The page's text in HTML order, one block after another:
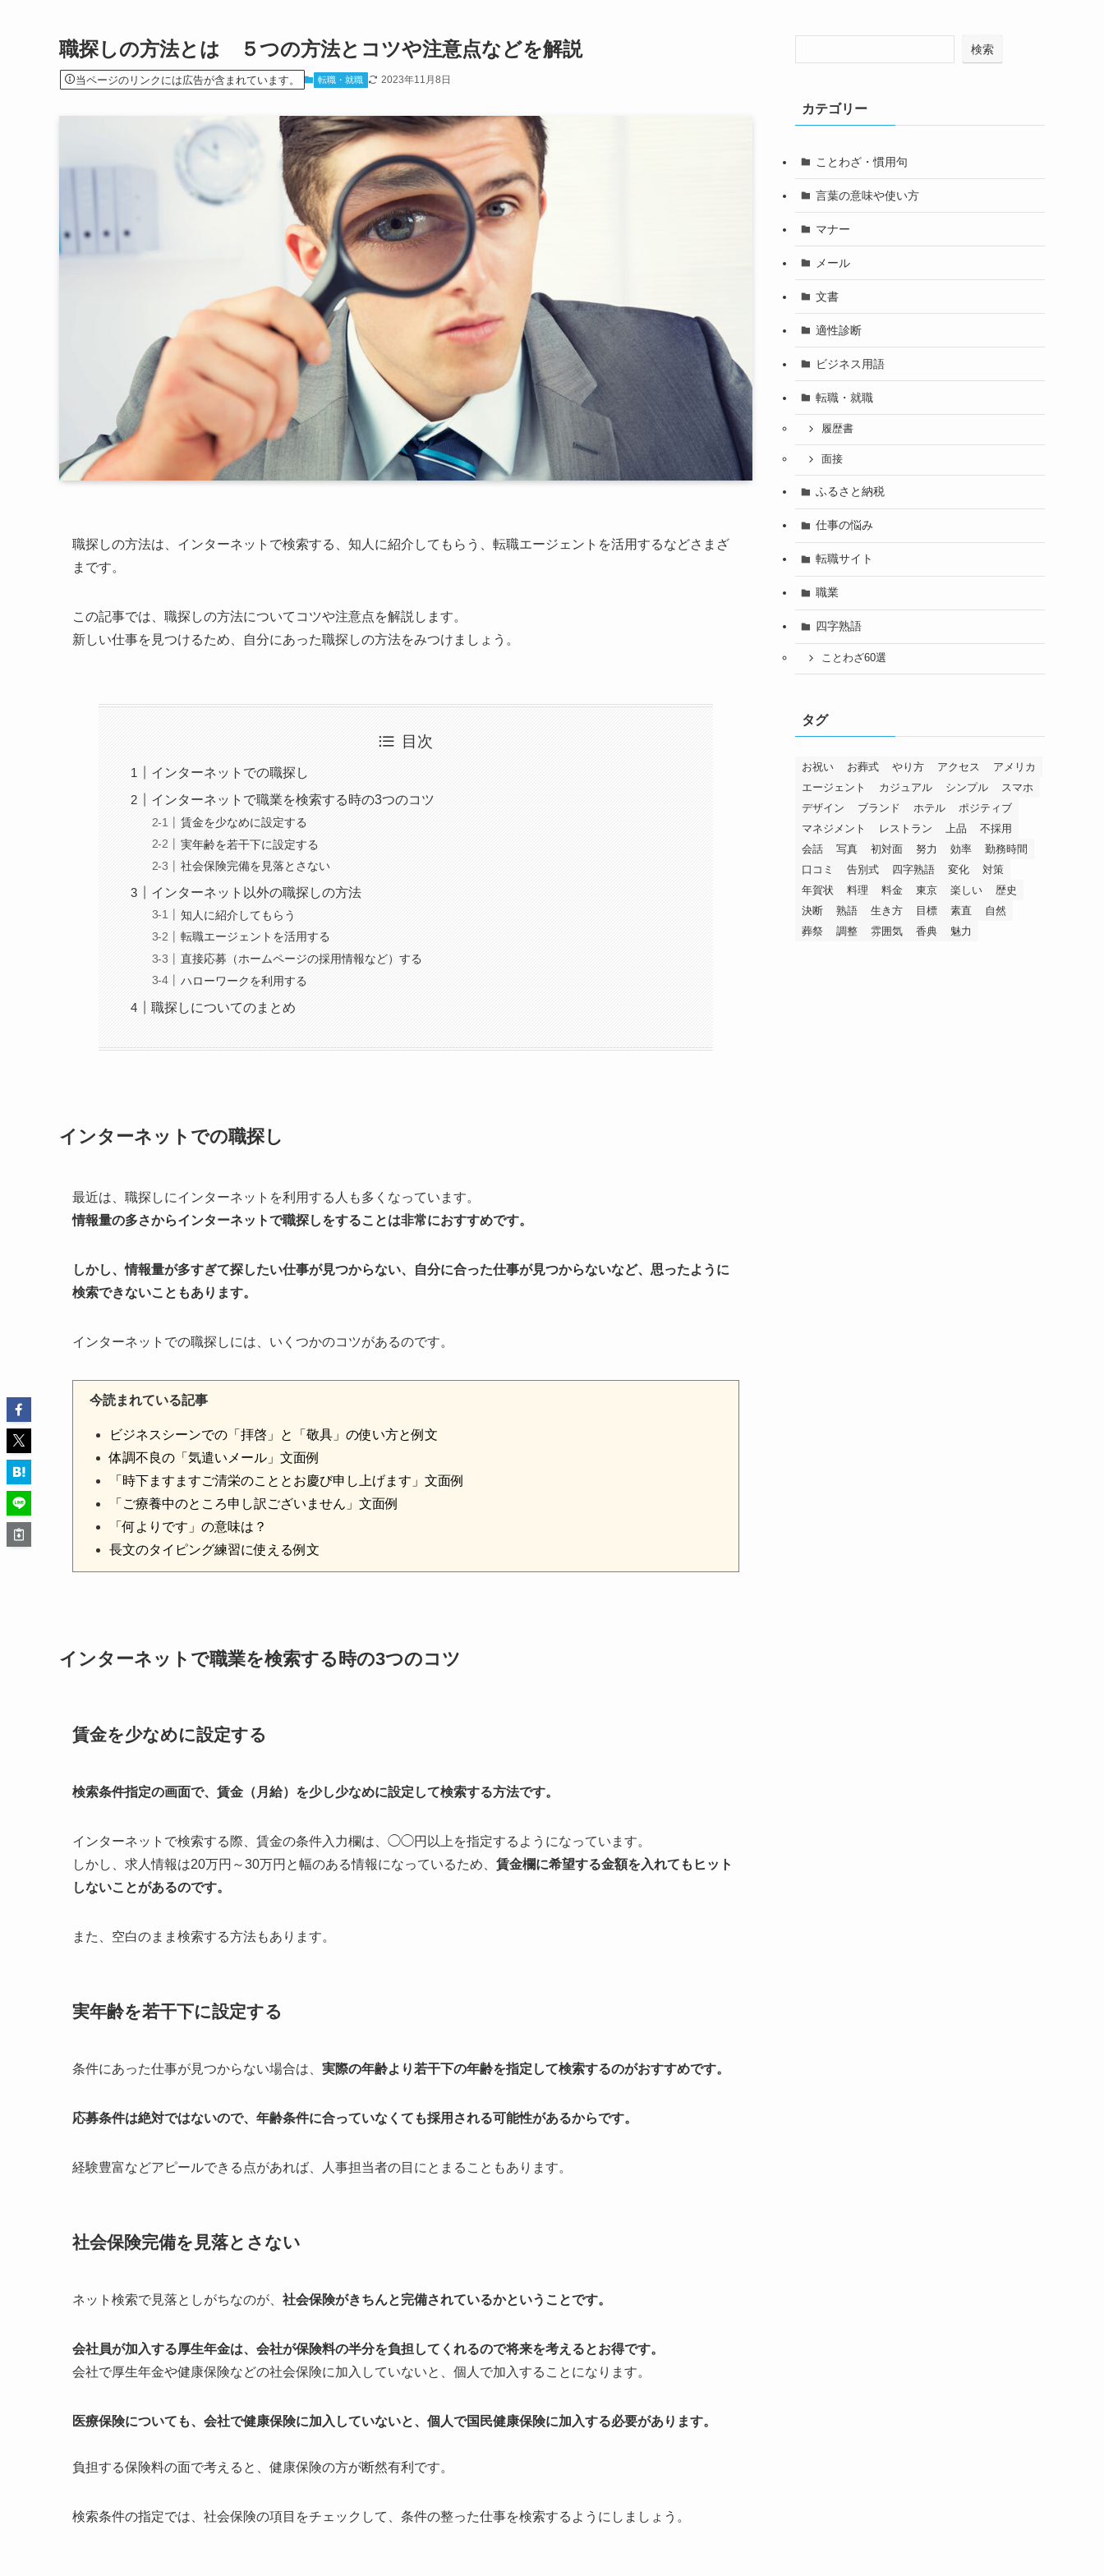
職探しの方法とは ５つの方法とコツや注意点などを解説
当ページのリンクには広告が含まれています。 転職・就職 2023年11月8日
職探しの方法は、インターネットで検索する、知人に紹介してもらう、転職エージェントを活用するなどさまざ
まです。
この記事では、職探しの方法についてコツや注意点を解説します。
新しい仕事を見つけるため、自分にあった職探しの方法をみつけましょう。
目次
インターネットでの職探し
インターネットで職業を検索する時の3つのコツ
賃金を少なめに設定する
実年齢を若干下に設定する
社会保険完備を見落とさない
インターネット以外の職探しの方法
知人に紹介してもらう
転職エージェントを活用する
直接応募（ホームページの採用情報など）する
ハローワークを利用する
職探しについてのまとめ
インターネットでの職探し
最近は、職探しにインターネットを利用する人も多くなっています。
情報量の多さからインターネットで職探しをすることは非常におすすめです。
しかし、情報量が多すぎて探したい仕事が見つからない、自分に合った仕事が見つからないなど、思ったように
検索できないこともあります。
インターネットでの職探しには、いくつかのコツがあるのです。
今読まれている記事
ビジネスシーンでの「拝啓」と「敬具」の使い方と例文
体調不良の「気遣いメール」文面例
「時下ますますご清栄のこととお慶び申し上げます」文面例
「ご療養中のところ申し訳ございません」文面例
「何よりです」の意味は？
長文のタイピング練習に使える例文
インターネットで職業を検索する時の3つのコツ
賃金を少なめに設定する
検索条件指定の画面で、賃金（月給）を少し少なめに設定して検索する方法です。
インターネットで検索する際、賃金の条件入力欄は、◯◯円以上を指定するようになっています。
しかし、求人情報は20万円～30万円と幅のある情報になっているため、 賃金欄に希望する金額を入れてもヒット
しないことがあるのです。
また、空白のまま検索する方法もあります。
実年齢を若干下に設定する
条件にあった仕事が見つからない場合は、 実際の年齢より若干下の年齢を指定して検索するのがおすすめです。
応募条件は絶対ではないので、年齢条件に合っていなくても採用される可能性があるからです。
経験豊富などアピールできる点があれば、人事担当者の目にとまることもあります。
社会保険完備を見落とさない
ネット検索で見落としがちなのが、 社会保険がきちんと完備されているかということです。
会社員が加入する厚生年金は、会社が保険料の半分を負担してくれるので将来を考えるとお得です。
会社で厚生年金や健康保険などの社会保険に加入していないと、個人で加入することになります。
医療保険についても、会社で健康保険に加入していないと、個人で国民健康保険に加入する必要があります。
負担する保険料の面で考えると、健康保険の方が断然有利です。
検索条件の指定では、社会保険の項目をチェックして、条件の整った仕事を検索するようにしましょう。
検索
カテゴリー
ことわざ・慣用句
言葉の意味や使い方
マナー
メール
文書
適性診断
ビジネス用語
転職・就職
履歴書
面接
ふるさと納税
仕事の悩み
転職サイト
職業
四字熟語
ことわざ60選
タグ
お祝い お葬式 やり方 アクセス
アメリカ
エージェント
カジュアル シンプル
スマホ
デザイン
ブランド ホテル
ポジティブ
マネジメント
レストラン 上品
不採用
会話
写真 初対面 努力 効率
勤務時間
口コミ
告別式 四字熟語 変化
対策
年賀状
料理 料金 東京 楽しい
歴史
決断
熟語 生き方 目標 素直
自然
葬祭
調整 雰囲気 香典 魅力